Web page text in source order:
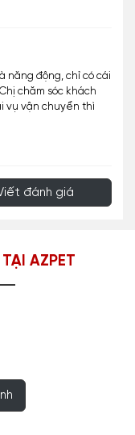
năng động, chỉ có cái
chăm sóc khách
vụ vận chuyển thì
đánh giá
AZPET